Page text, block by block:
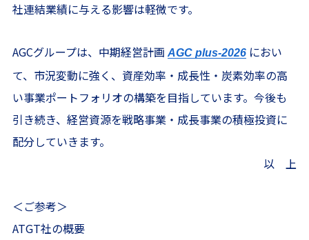
社連結業績に与える影響は軽微です。
AGCグループは、中期経営計画AGC plus-2026におい
て、市況変動に強く、資産効率・成長性・炭素効率の高
い事業ポートフォリオの構築を目指しています。今後も
引き続き、経営資源を戦略事業・成長事業の積極投資に
配分していきます。
以 上
＜ご参考＞
ATGT社の概要